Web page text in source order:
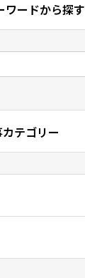
ワードから探す
テゴリー